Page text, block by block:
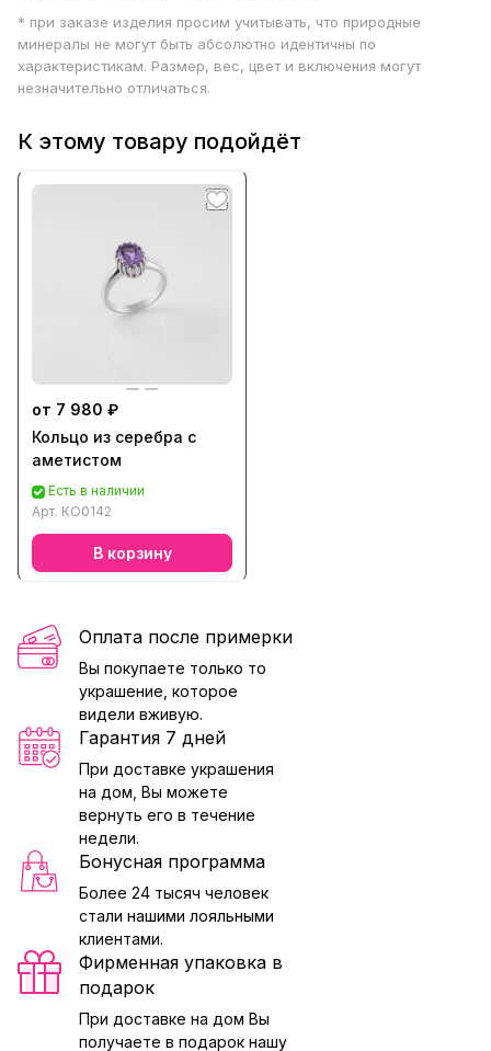
* при заказе изделия просим учитывать, что природные
минералы не могут быть абсолютно идентичны по
характеристикам. Размер, вес, цвет и включения могут
незначительно отличаться.
К этому товару подойдёт
от 7 980 ₽
Кольцо из серебра с
аметистом
Есть в наличии
Арт. КО0142
В корзину
Оплата после примерки
Вы покупаете только то
украшение, которое
видели вживую.
Гарантия 7 дней
При доставке украшения
на дом, Вы можете
вернуть его в течение
недели.
Бонусная программа
Более 24 тысяч человек
стали нашими лояльными
клиентами.
Фирменная упаковка в
подарок
При доставке на дом Вы
получаете в подарок нашу